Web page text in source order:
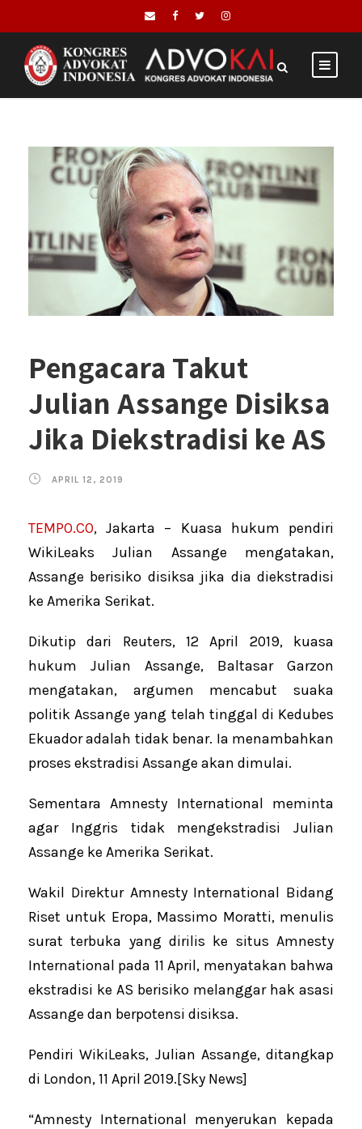
Pengacara Takut
Julian Assange Disiksa
Jika Diekstradisi ke AS
APRIL 12, 2019
TEMPO.CO, Jakarta – Kuasa hukum pendiri
WikiLeaks Julian Assange mengatakan,
Assange berisiko disiksa jika dia diekstradisi
ke Amerika Serikat.
Dikutip dari Reuters, 12 April 2019, kuasa
hukum Julian Assange, Baltasar Garzon
mengatakan, argumen mencabut suaka
politik Assange yang telah tinggal di Kedubes
Ekuador adalah tidak benar. Ia menambahkan
proses ekstradisi Assange akan dimulai.
Sementara Amnesty International meminta
agar Inggris tidak mengekstradisi Julian
Assange ke Amerika Serikat.
Wakil Direktur Amnesty International Bidang
Riset untuk Eropa, Massimo Moratti, menulis
surat terbuka yang dirilis ke situs Amnesty
International pada 11 April, menyatakan bahwa
ekstradisi ke AS berisiko melanggar hak asasi
Assange dan berpotensi disiksa.
Pendiri WikiLeaks, Julian Assange, ditangkap
di London, 11 April 2019.[Sky News]
“Amnesty International menyerukan kepada